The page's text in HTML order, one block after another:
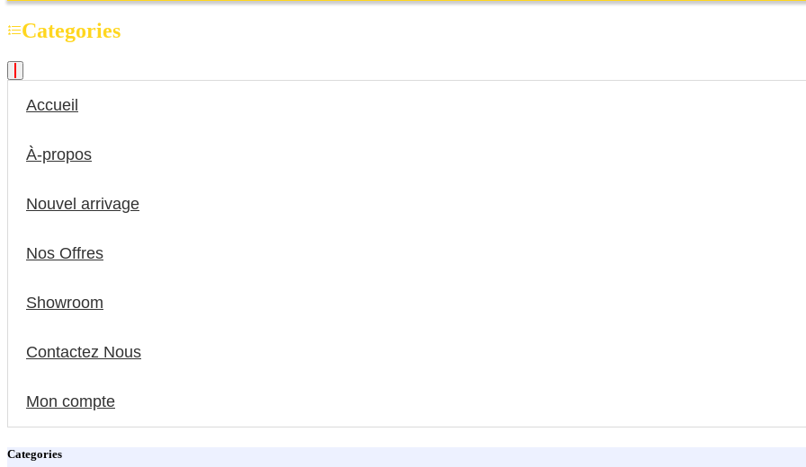
Categories
Accueil
À-propos
Nouvel arrivage
Nos Offres
Showroom
Contactez Nous
Mon compte
Categories